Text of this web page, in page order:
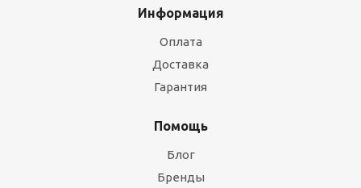
Информация
Оплата
Доставка
Гарантия
Помощь
Блог
Бренды